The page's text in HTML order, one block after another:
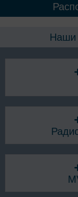
Наши